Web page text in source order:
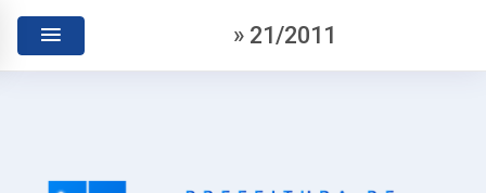
» 21/2011